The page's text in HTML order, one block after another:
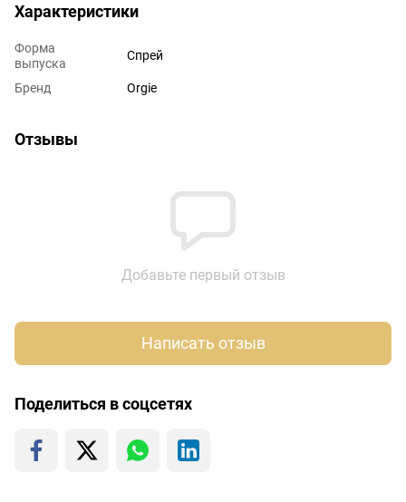
Характеристики
Форма
выпуска
Спрей
Бренд Orgie
Отзывы
Добавьте первый отзыв
Написать отзыв
Поделиться в соцсетях